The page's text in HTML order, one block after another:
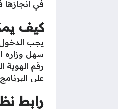
في انجازها
كيف
يجب
سهل وزاره
رقم
على
رابط